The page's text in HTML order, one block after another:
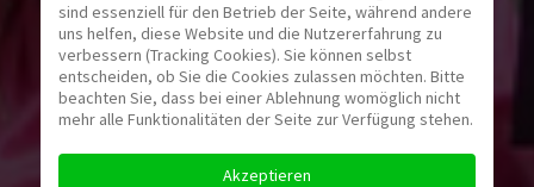
sind essenziell für den Betrieb der Seite, während andere
uns helfen, diese Website und die Nutzererfahrung zu
verbessern (Tracking Cookies). Sie können selbst
entscheiden, ob Sie die Cookies zulassen möchten. Bitte
beachten Sie, dass bei einer Ablehnung womöglich nicht
mehr alle Funktionalitäten der Seite zur Verfügung stehen.
Akzeptieren